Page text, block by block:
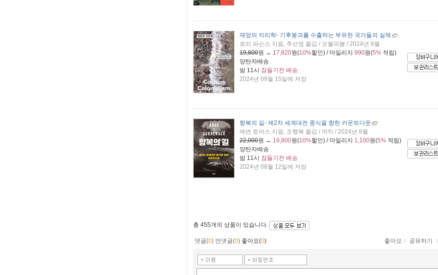
재앙의 지리학- 기후붕괴를 수출하는 부유한 국가들의 실체
로리 파슨스 지음, 추선영 옮김 / 오월의봄 / 2024년 9월
19,800원 → 17,820원(10%할인) / 마일리지 990원(5% 적립)
양탄자배송
밤 11시 잠들기전 배송
2024년 09월 15일에 저장
항복의 길- 제2차 세계대전 종식을 향한 카운트다운
에번 토머스 지음, 조행복 옮김 / 까치 / 2024년 8월
22,000원 → 19,800원(10%할인) / 마일리지 1,100원(5% 적립)
양탄자배송
밤 11시 잠들기전 배송
2024년 08월 12일에 저장
총 455개 의 상품이 있습니다.
댓글(0) 먼댓글(0) 좋아요(0) 좋아요 ｌ 공유하기 ｌ